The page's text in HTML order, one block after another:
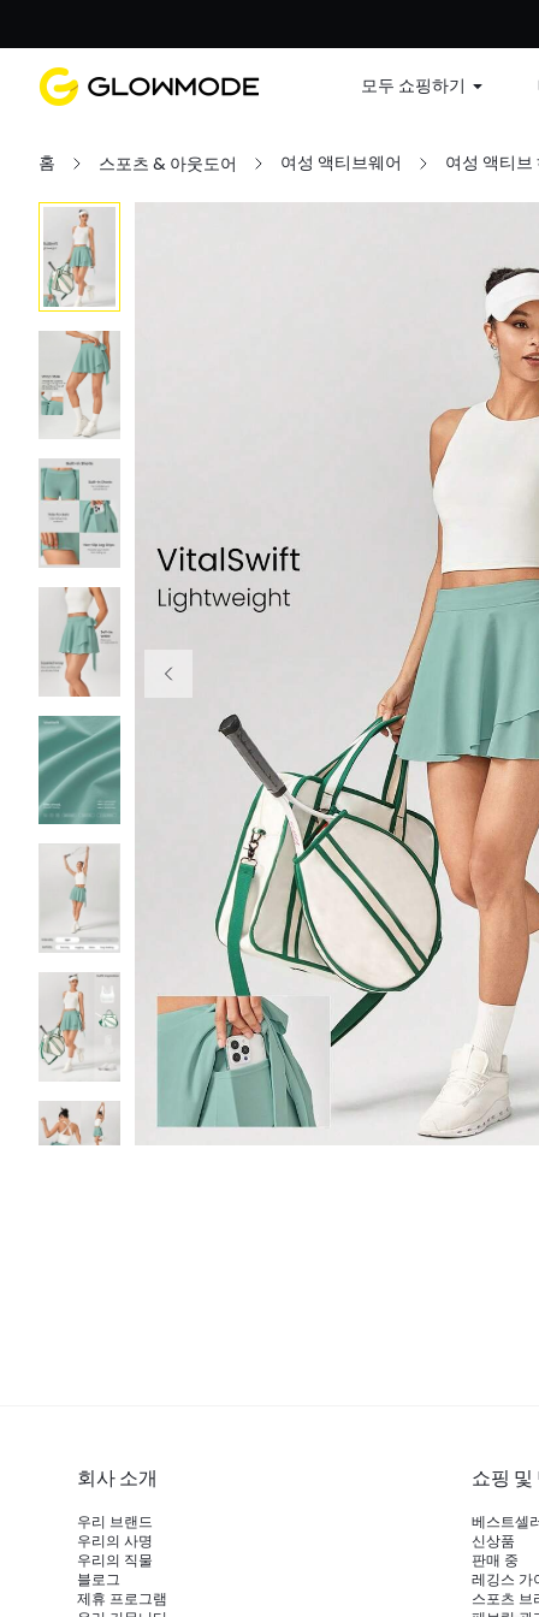
모두 쇼핑하기
홈 스포츠 & 아웃도어 여성 액티브웨어 여성 액티브
회사 소개
우리 브랜드
우리의 사명
우리의 직물
블로그
제휴 프로그램
쇼핑 및
베스트셀
신상품
판매 중
레깅스 가
스포츠 브